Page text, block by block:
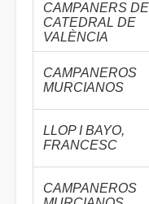
CAMPANERS
CATEDRAL DE
VALÈNCIA
CAMPANEROS
MURCIANOS
LLOP I BAYO,
FRANCESC
CAMPANEROS